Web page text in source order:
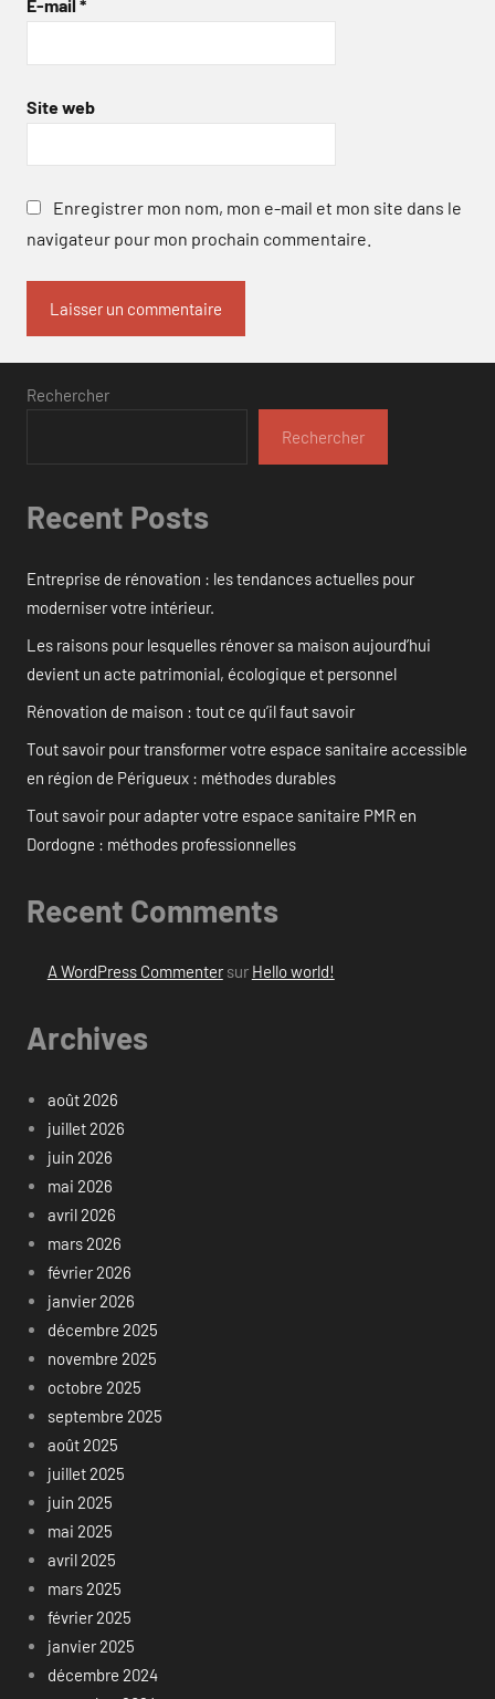
E-mail *
Site web
Enregistrer mon nom, mon e-mail et mon site dans le
navigateur pour mon prochain commentaire.
Rechercher
Rechercher
Recent Posts
Entreprise de rénovation : les tendances actuelles pour
moderniser votre intérieur.
Les raisons pour lesquelles rénover sa maison aujourd’hui
devient un acte patrimonial, écologique et personnel
Rénovation de maison : tout ce qu’il faut savoir
Tout savoir pour transformer votre espace sanitaire accessible
en région de Périgueux : méthodes durables
Tout savoir pour adapter votre espace sanitaire PMR en
Dordogne : méthodes professionnelles
Recent Comments
A WordPress Commentersur Hello world!
Archives
août 2026
juillet 2026
juin 2026
mai 2026
avril 2026
mars 2026
février 2026
janvier 2026
décembre 2025
novembre 2025
octobre 2025
septembre 2025
août 2025
juillet 2025
juin 2025
mai 2025
avril 2025
mars 2025
février 2025
janvier 2025
décembre 2024